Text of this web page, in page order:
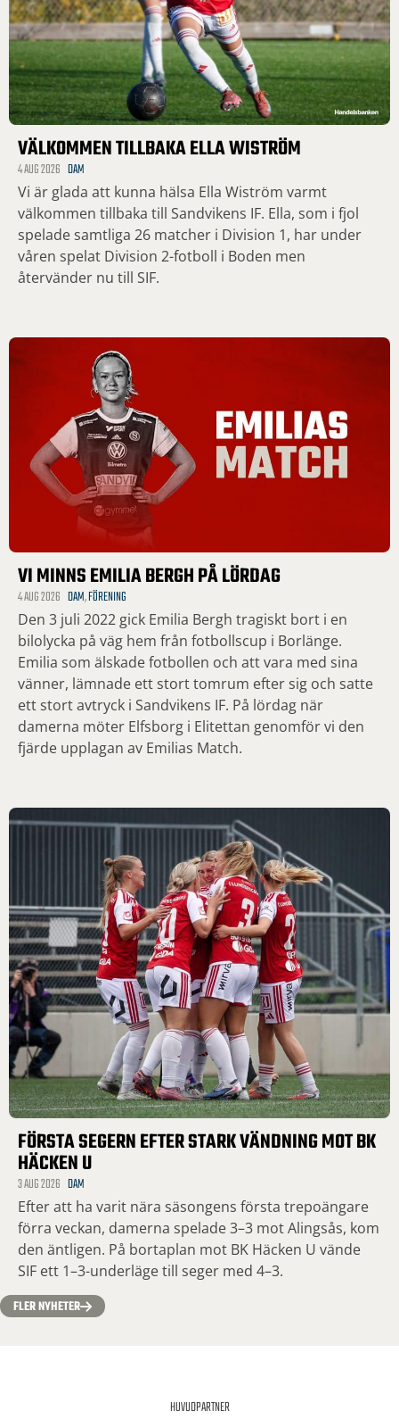
VÄLKOMMEN TILLBAKA ELLA WISTRÖM
4 AUG 2026 DAM
Vi är glada att kunna hälsa Ella Wiström varmt
välkommen tillbaka till Sandvikens IF. Ella, som i fjol
spelade samtliga 26 matcher i Division 1, har under
våren spelat Division 2-fotboll i Boden men
återvänder nu till SIF.
VI MINNS EMILIA BERGH PÅ LÖRDAG
4 AUG 2026 DAM,FÖRENING
Den 3 juli 2022 gick Emilia Bergh tragiskt bort i en
bilolycka på väg hem från fotbollscup i Borlänge.
Emilia som älskade fotbollen och att vara med sina
vänner, lämnade ett stort tomrum efter sig och satte
ett stort avtryck i Sandvikens IF. På lördag när
damerna möter Elfsborg i Elitettan genomför vi den
fjärde upplagan av Emilias Match.
FÖRSTA SEGERN EFTER STARK VÄNDNING MOT BK
HÄCKEN U
3 AUG 2026 DAM
Efter att ha varit nära säsongens första trepoängare
förra veckan, damerna spelade 3–3 mot Alingsås, kom
den äntligen. På bortaplan mot BK Häcken U vände
SIF ett 1–3-underläge till seger med 4–3.
FLER NYHETER
HUVUDPARTNER